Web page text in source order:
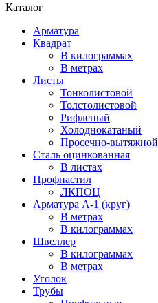
Каталог
Арматура
Квадрат
В килограммах
В метрах
Листы
Тонколистовой
Толстолистовой
Рифленый
Холоднокатаный
Проcечно-вытяжной
Сталь оцинкованная
В листах
Профнастил
ЛКПОЦ
Арматура А-1 (круг)
В метрах
В килограммах
Швеллер
В килограммах
В метрах
Уголок
Трубы